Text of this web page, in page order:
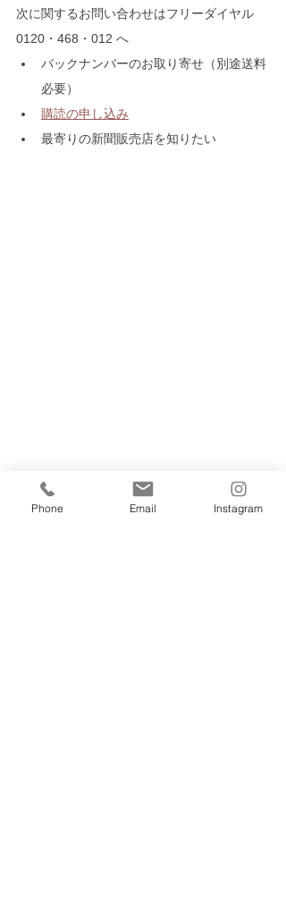
次に関するお問い合わせはフリーダイヤル
0120・468・012 へ
バックナンバーのお取り寄せ（別途送料
必要）
購読の申し込み
最寄りの新聞販売店を知りたい
Phone Email Instagram